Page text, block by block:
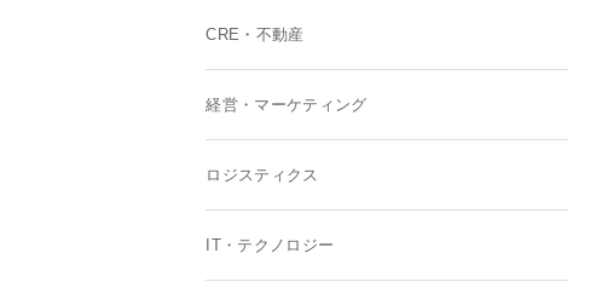
CRE・不動産
経営・マーケティング
ロジスティクス
IT・テクノロジー